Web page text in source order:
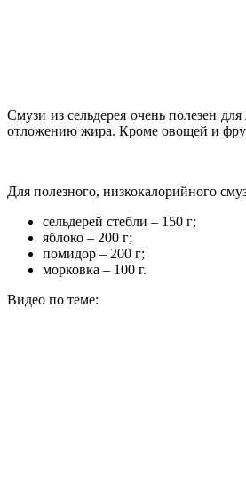
Смузи из сельдерея очень полезен
отложению жира. Кроме овощей и
Для полезного, низкокалорийного
сельдерей стебли – 150 г;
яблоко – 200 г;
помидор – 200 г;
морковка – 100 г.
Видео по теме: